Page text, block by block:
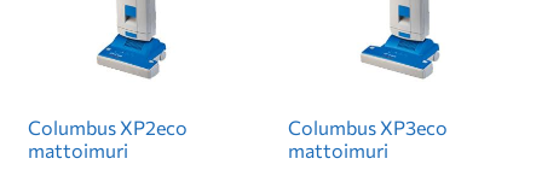
Columbus XP2eco
mattoimuri
Columbus XP3eco
mattoimuri